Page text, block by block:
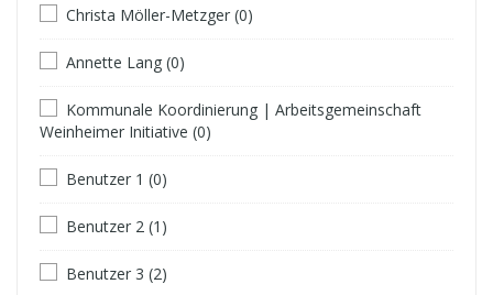
Christa Möller-Metzger (0)
Annette Lang (0)
Kommunale Koordinierung | Arbeitsgemeinschaft
Weinheimer Initiative (0)
Benutzer 1 (0)
Benutzer 2 (1)
Benutzer 3 (2)